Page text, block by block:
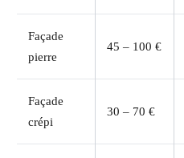
Façade
pierre
45 – 100 €
Façade
crépi
30 – 70 €